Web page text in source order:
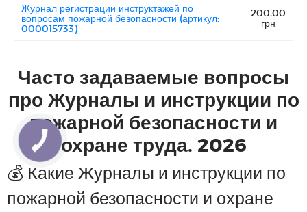
Журнал регистрации инструктажей по
вопросам пожарной безопасности (артикул:
000015733)
200.00
грн
Часто задаваемые вопросы
про Журналы и инструкции по
пожарной безопасности и
охране труда. 2026
💰 Какие Журналы и инструкции по
пожарной безопасности и охране